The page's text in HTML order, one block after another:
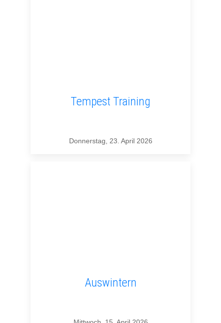
Tempest Training
Donnerstag, 23. April 2026
Auswintern